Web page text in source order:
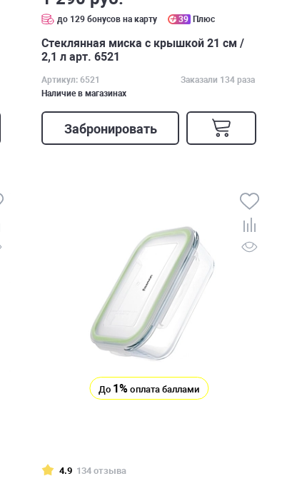
до 129 бонусов на карту 39 Плюс
Стеклянная миска с крышкой 21 см /
2,1 л арт. 6521
Артикул: 6521
Заказали 134 раза
Наличие в магазинах
Забронировать
До 1% оплата баллами
4.9 134 отзыва